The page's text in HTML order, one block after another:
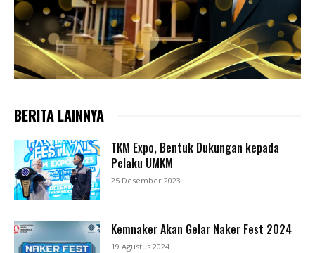
BERITA LAINNYA
TKM Expo, Bentuk Dukungan kepada
Pelaku UMKM
25 Desember 2023
Kemnaker Akan Gelar Naker Fest 2024
19 Agustus 2024